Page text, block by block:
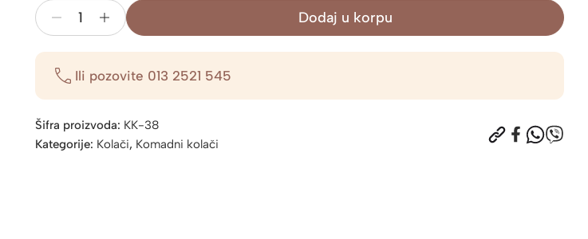
Semifredo
110g
količina
Dodaj u korpu
Ili pozovite 013 2521 545
Šifra proizvoda: KK-38
Kategorije: Kolači, Komadni kolači